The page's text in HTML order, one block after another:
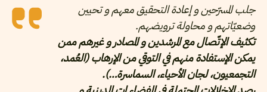
جلب المسرّحين و إعادة التحقيق معهم و تحيين
وضعيّاتهم و محاولة ترويضهم.
تكثيف الإتّصال مع المرشدين و المصادر و غيرهم ممن
يمكن الإستفادة منهم في التوقي من الإرهاب (العُمد،
التجمعيون، لجان الأحياء، السماسرة…).